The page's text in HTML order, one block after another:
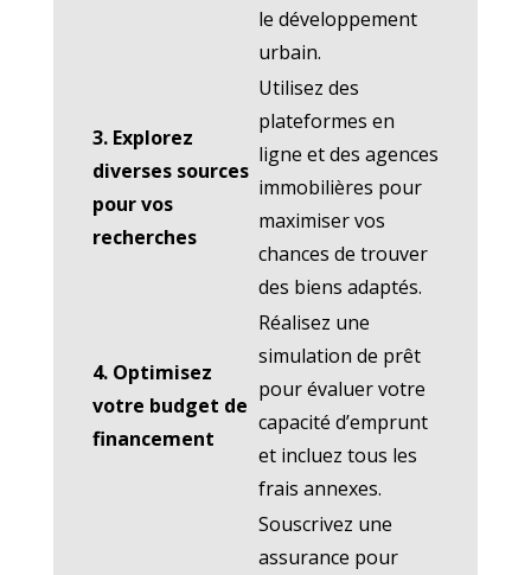
le développement
urbain.
3. Explorez
diverses sources
pour vos
recherches
Utilisez des
plateformes en
ligne et des agences
immobilières pour
maximiser vos
chances de trouver
des biens adaptés.
4. Optimisez
votre budget de
financement
Réalisez une
simulation de prêt
pour évaluer votre
capacité d’emprunt
et incluez tous les
frais annexes.
Souscrivez une
assurance pour